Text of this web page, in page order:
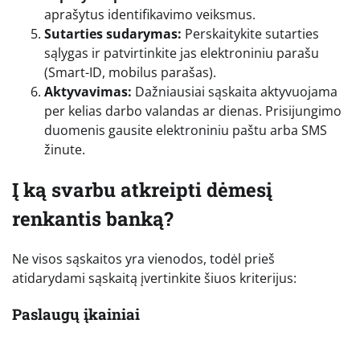
aprašytus identifikavimo veiksmus.
Sutarties sudarymas: Perskaitykite sutarties
sąlygas ir patvirtinkite jas elektroniniu parašu
(Smart-ID, mobilus parašas).
Aktyvavimas: Dažniausiai sąskaita aktyvuojama
per kelias darbo valandas ar dienas. Prisijungimo
duomenis gausite elektroniniu paštu arba SMS
žinute.
Į ką svarbu atkreipti dėmesį
renkantis banką?
Ne visos sąskaitos yra vienodos, todėl prieš
atidarydami sąskaitą įvertinkite šiuos kriterijus:
Paslaugų įkainiai